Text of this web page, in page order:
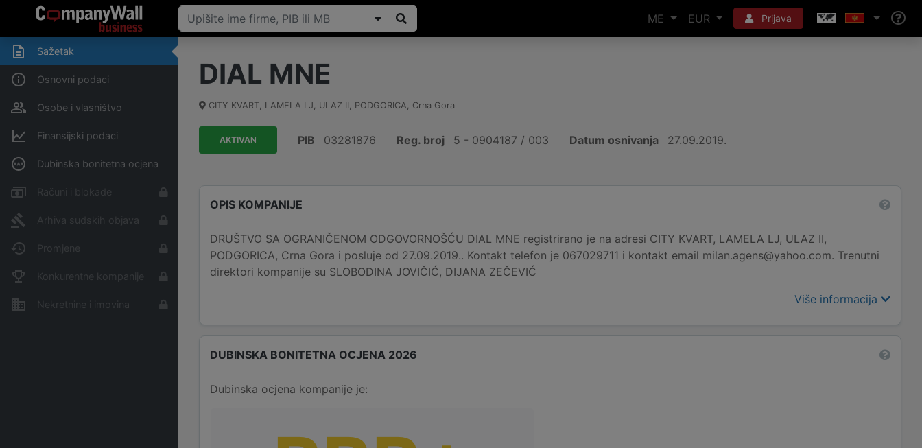
ME EUR Prijava
Sažetak
Osnovni podaci
Osobe i vlasništvo
Finansijski podaci
Dubinska bonitetna ocjena
Računi i blokade
Arhiva sudskih objava
Promjene
Konkurentne kompanije
Nekretnine i imovina
DIAL MNE
CITY KVART, LAMELA LJ, ULAZ II, PODGORICA, Crna Gora
AKTIVAN PIB 03281876 Reg. broj 5 - 0904187 / 003 Datum osnivanja 27.09.2019.
OPIS KOMPANIJE
DRUŠTVO SA OGRANIČENOM ODGOVORNOŠĆU DIAL MNE registrirano je na adresi CITY KVART, LAMELA LJ, ULAZ II,
PODGORICA, Crna Gora i posluje od 27.09.2019.. Kontakt telefon je 067029711 i kontakt email milan.agens@yahoo.com. Trenutni
direktori kompanije su SLOBODINA JOVIČIĆ, DIJANA ZEČEVIĆ
Više informacija
DUBINSKA BONITETNA OCJENA 2026
Dubinska ocjena kompanije je: